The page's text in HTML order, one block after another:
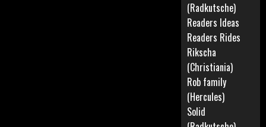
(Radkutsche)
Readers Ideas
Readers Rides
Rikscha
(Christiania)
Rob family
(Hercules)
Solid